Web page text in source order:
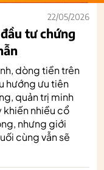
22/05/2026
tư chứng
dòng tiền trên
hướng ưu tiên
quản trị minh
nhiều cổ
nhưng giới
cùng vẫn sẽ